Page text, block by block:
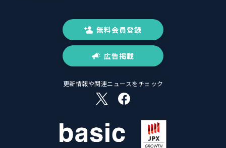
無料会員登録
広告掲載
更新情報や関連ニュースをチェック